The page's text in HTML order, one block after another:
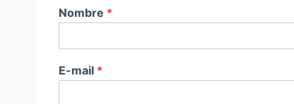
Nombre *
E-mail *